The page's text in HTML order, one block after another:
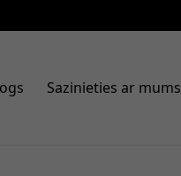
Sazinieties ar mums